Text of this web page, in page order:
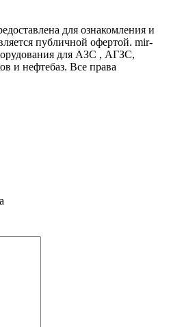
для ознакомления и
публичной офертой. mir-
для АЗС , АГЗС,
и нефтебаз. Все права